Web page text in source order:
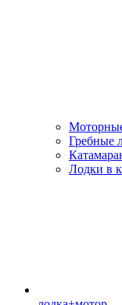
Гребные
Лодки в